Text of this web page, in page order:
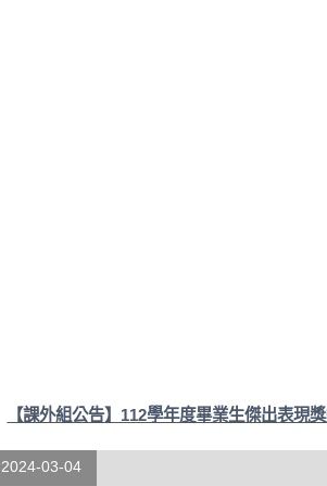
【課外組公告】112學年度畢業生傑出表現
2024-03-04